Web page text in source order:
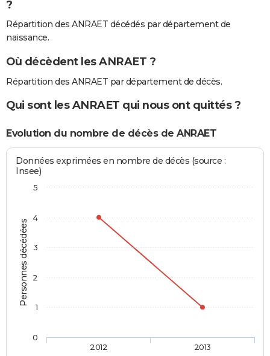
?
Répartition des ANRAET décédés par département de
naissance.
Où décèdent les ANRAET ?
Répartition des ANRAET par département de décès.
Qui sont les ANRAET qui nous ont quittés ?
Evolution du nombre de décès de ANRAET
Personnes décédées
Données exprimées en nombre de décès (source :
Insee)
2012 2013
0
1
2
3
4
5